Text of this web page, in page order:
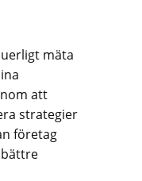
mäta
att
strategier
företag